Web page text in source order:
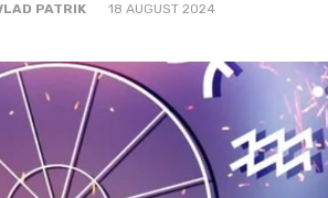
PATRIK 18 AUGUST 2024